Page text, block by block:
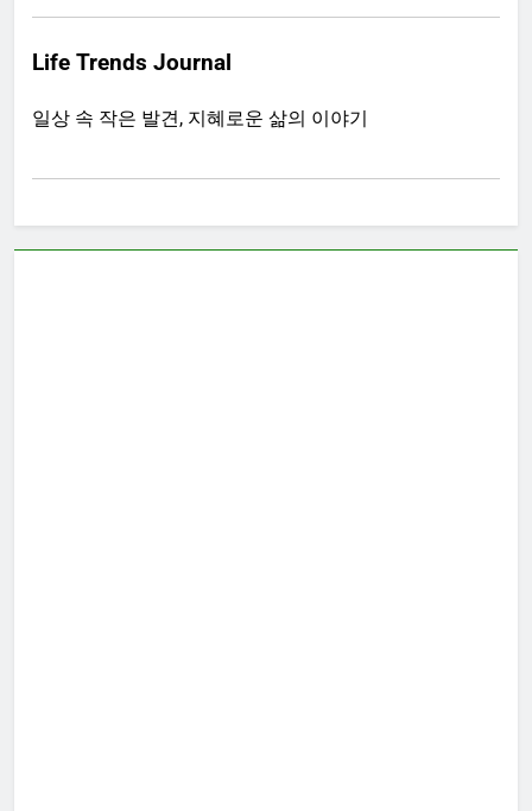
Life Trends Journal
일상 속 작은 발견, 지혜로운 삶의 이야기